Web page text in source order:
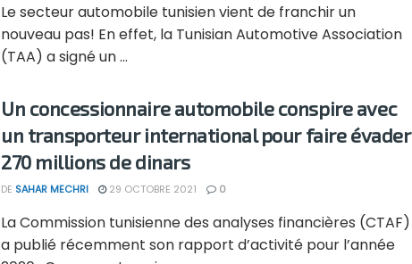
Le secteur automobile tunisien vient de franchir un
nouveau pas! En effet, la Tunisian Automotive Association
(TAA) a signé un ...
Un concessionnaire automobile conspire avec
un transporteur international pour faire évader
270 millions de dinars
DE SAHAR MECHRI 29 OCTOBRE 2021 0
La Commission tunisienne des analyses financières (CTAF)
a publié récemment son rapport d’activité pour l’année